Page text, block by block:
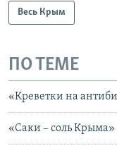
Весь Крым
ПО ТЕМЕ
«Креветки на
«Саки – соль Крыма»